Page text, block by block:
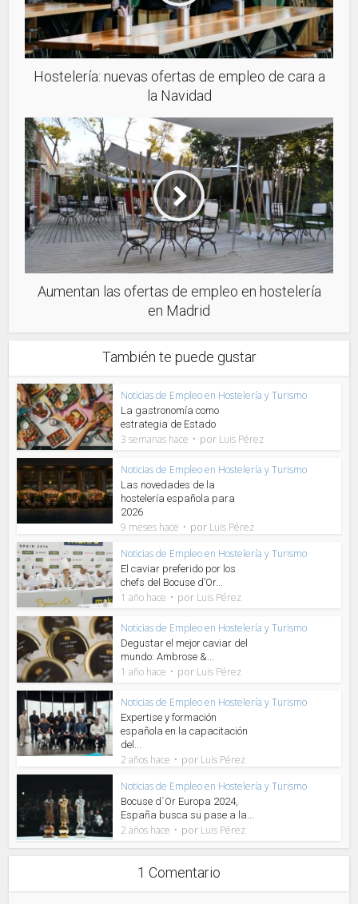
Hostelería: nuevas ofertas de empleo de cara a
la Navidad
Aumentan las ofertas de empleo en hostelería
en Madrid
También te puede gustar
Noticias de Empleo en Hostelería y Turismo
La gastronomía como
estrategia de Estado
3 semanas hace por Luis Pérez
Noticias de Empleo en Hostelería y Turismo
Las novedades de la
hostelería española para
2026
9 meses hace por Luis Pérez
Noticias de Empleo en Hostelería y Turismo
El caviar preferido por los
chefs del Bocuse d’Or...
1 año hace por Luis Pérez
Noticias de Empleo en Hostelería y Turismo
Degustar el mejor caviar del
mundo: Ambrose &...
1 año hace por Luis Pérez
Noticias de Empleo en Hostelería y Turismo
Expertise y formación
española en la capacitación
del...
2 años hace por Luis Pérez
Noticias de Empleo en Hostelería y Turismo
Bocuse d´Or Europa 2024,
España busca su pase a la...
2 años hace por Luis Pérez
1 Comentario